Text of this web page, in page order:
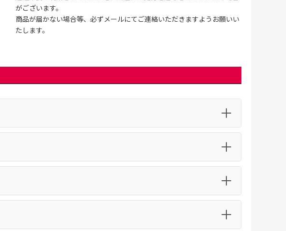
がございます。
商品が届かない場合等、必ずメールにてご連絡いただきますようお願いい
たします。